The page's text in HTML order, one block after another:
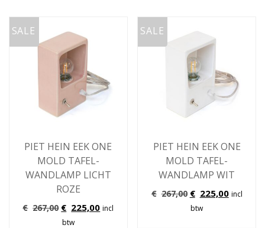
SALE
PIET HEIN EEK ONE
MOLD TAFEL-
WANDLAMP LICHT
ROZE
€ 267,00 Oorspronkelijke
prijs
€ 225,00Huidige
incl
btw
SALE
PIET HEIN EEK ONE
MOLD TAFEL-
WANDLAMP WIT
€ 267,00 Oorspronkelijke
prijs
€ 225,00Huidige
incl
btw